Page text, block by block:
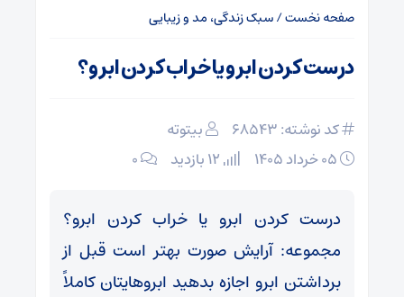
صفحه نخست/سبک زندگی، مد و زیبایی
درست کردن ابرو یا خراب کردن ابرو؟
کد نوشته: 68543
بیتوته
۰
درست کردن ابرو یا خراب کردن ابرو؟
مجموعه: آرایش صورت بهتر است قبل از
برداشتن ابرو اجازه بدهید ابروهایتان کاملاً